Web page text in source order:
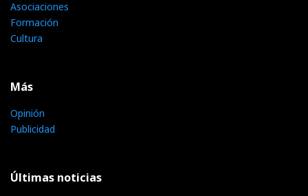
Asociaciones
Formación
Cultura
Más
Opinión
Publicidad
Últimas noticias